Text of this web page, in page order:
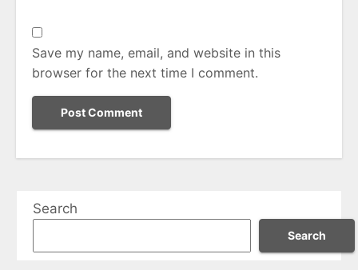
Save my name, email, and website in this
browser for the next time I comment.
Search
Search